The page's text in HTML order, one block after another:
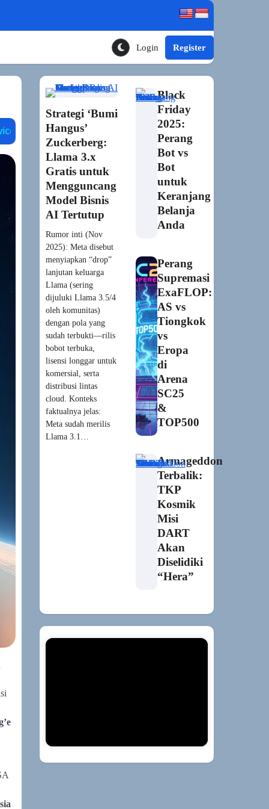
Toggle Theme Mode
Login Register
xbox inworld ubisoft neo npc
Strategi ‘Bumi
Hangus’
Zuckerberg:
Llama 3.x
Gratis untuk
Mengguncang
Model Bisnis
AI Tertutup
Rumor inti (Nov
2025): Meta disebut
menyiapkan “drop”
lanjutan keluarga
Llama (sering
dijuluki Llama 3.5/4
oleh komunitas)
dengan pola yang
sudah terbukti—rilis
bobot terbuka,
lisensi longgar untuk
komersial, serta
distribusi lintas
cloud. Konteks
faktualnya jelas:
Meta sudah merilis
Llama 3.1…
Black
Friday
2025:
Perang
Bot vs
Bot
untuk
Keranjang
Belanja
Anda
Perang
Supremasi
ExaFLOP:
AS vs
Tiongkok
vs
Eropa
di
Arena
SC25
&
TOP500
Armageddon
Terbalik:
TKP
Kosmik
Misi
DART
Akan
Diselidiki
“Hera”